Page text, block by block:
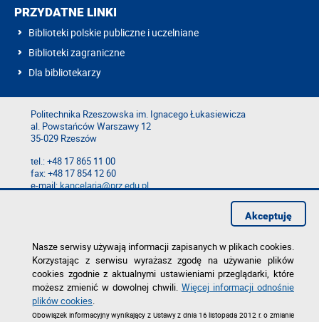
PRZYDATNE LINKI
Biblioteki polskie publiczne i uczelniane
Biblioteki zagraniczne
Dla bibliotekarzy
Politechnika Rzeszowska im. Ignacego Łukasiewicza
al. Powstańców Warszawy 12
35-029 Rzeszów
tel.: +48 17 865 11 00
fax: +48 17 854 12 60
e-mail:kancelaria@prz.edu.pl
Zgłoś błąd na stronie
Nasze serwisy używają informacji zapisanych w plikach cookies.
Korzystając z serwisu wyrażasz zgodę na używanie plików
cookies zgodnie z aktualnymi ustawieniami przeglądarki, które
możesz zmienić w dowolnej chwili. Więcej informacji odnośnie
plików cookies.
Obowiązek informacyjny wynikający z Ustawy z dnia 16 listopada 2012 r. o zmianie
Akceptuję